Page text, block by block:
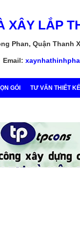
XÂY LẮP
Phan, Quận Thanh
Email:
GÓI TƯ VẤN THIẾT KẾ